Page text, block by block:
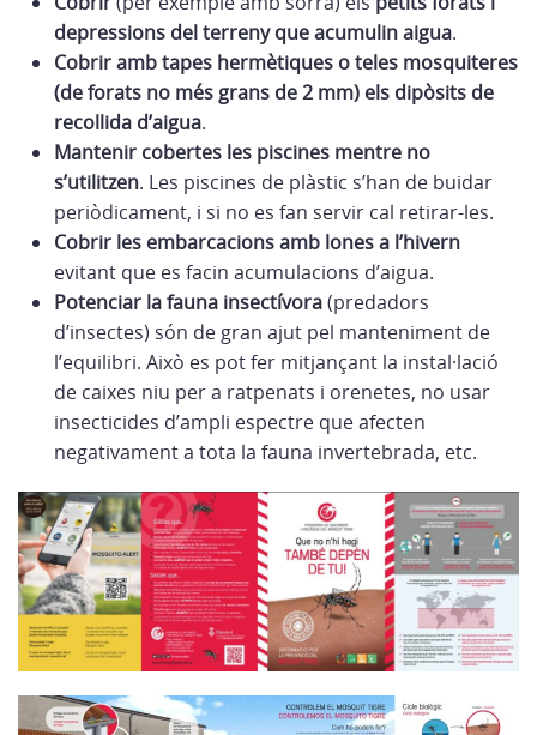
depressions del terreny que acumulin aigua.
Cobrir amb tapes hermètiques o teles mosquiteres
(de forats no més grans de 2 mm) els dipòsits de
recollida d’aigua.
Mantenir cobertes les piscines mentre no
s’utilitzen. Les piscines de plàstic s’han de buidar
periòdicament, i si no es fan servir cal retirar-les.
Cobrir les embarcacions amb lones a l’hivern
evitant que es facin acumulacions d’aigua.
Potenciar la fauna insectívora(predadors
d’insectes) són de gran ajut pel manteniment de
l’equilibri. Això es pot fer mitjançant la instal·lació
de caixes niu per a ratpenats i orenetes, no usar
insecticides d’ampli espectre que afecten
negativament a tota la fauna invertebrada, etc.